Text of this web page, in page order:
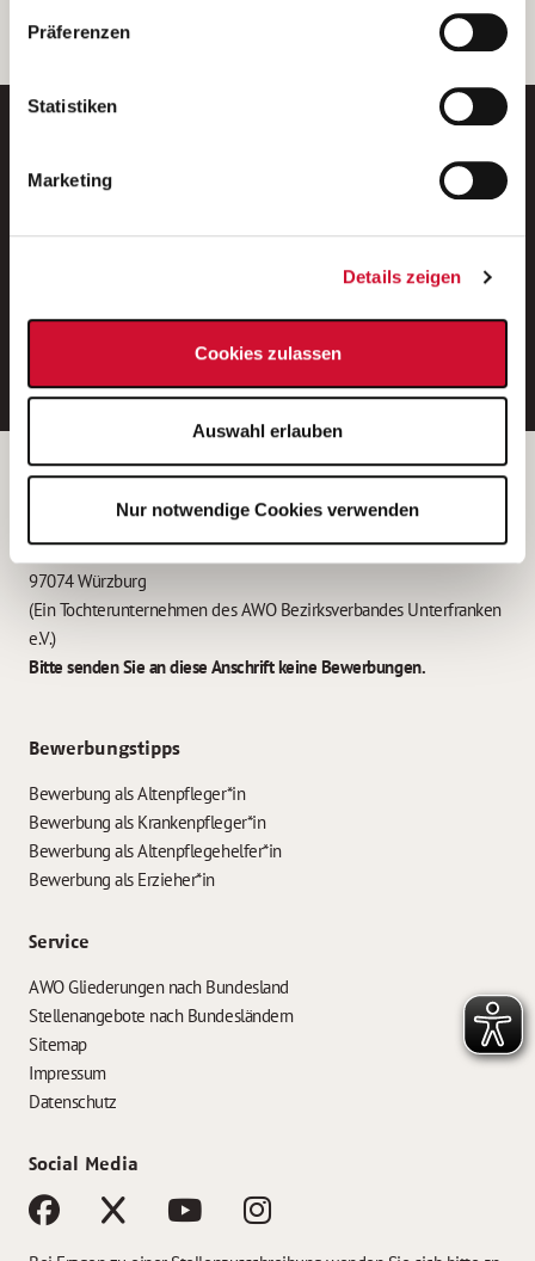
Ihre Einwilligung selbstverständlich jederzeit widerrufen,
indem Sie die Cookie-Einstellungen aufrufen und diese
unserer
Präferenzen
Statistiken
Marketing
Details zeigen
Cookies zulassen
Auswahl erlauben
Nur notwendige Cookies verwenden
E-Mail-Adresse eintragen
Betreiber der Webseite
Garitz Bewirtschaftungsbetriebe GmbH
Kantstraße 45a
97074 Würzburg
(Ein Tochterunternehmen des AWO Bezirksverbandes Unterfranken
e.V.)
Bitte senden Sie an diese Anschrift keine Bewerbungen.
Bewerbungstipps
Bewerbung als Altenpfleger*in
Bewerbung als Krankenpfleger*in
Bewerbung als Altenpflegehelfer*in
Bewerbung als Erzieher*in
Service
AWO Gliederungen nach Bundesland
Stellenangebote nach Bundesländern
Sitemap
Impressum
Datenschutz
Social Media